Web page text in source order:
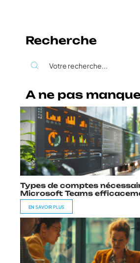
Recherche
A ne pas
Types de comptes
Microsoft Teams
EN SAVOIR PLUS